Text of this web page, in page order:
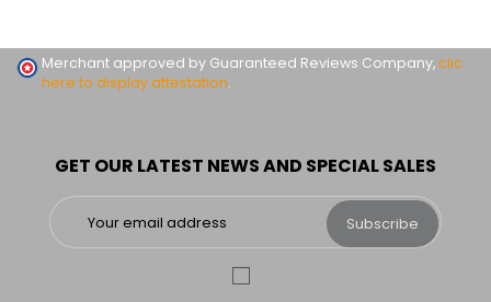
GET OUR LATEST NEWS AND SPECIAL SALES
Subscribe
Merchant approved by Guaranteed Reviews Company,clic
here to display attestation.